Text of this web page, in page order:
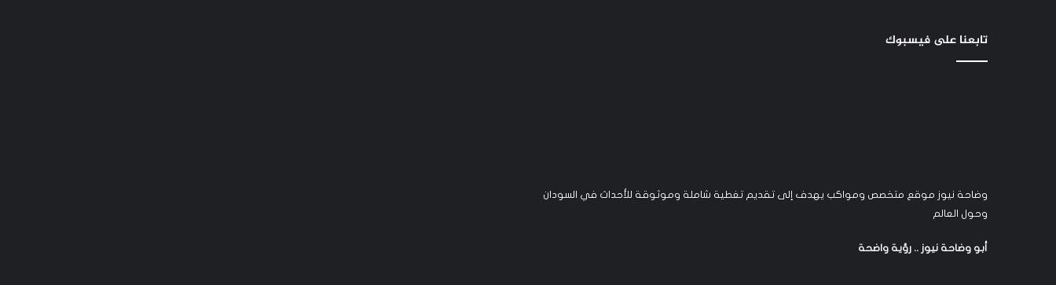
تابعنا على فيسبوك
وضاحة نيوز موقع متخصص ومواكب يهدف إلى تقديم تغطية شاملة وموثوقة للأحداث في السودان
وحول العالم
أبو وضاحة نيوز .. رؤية واضحة